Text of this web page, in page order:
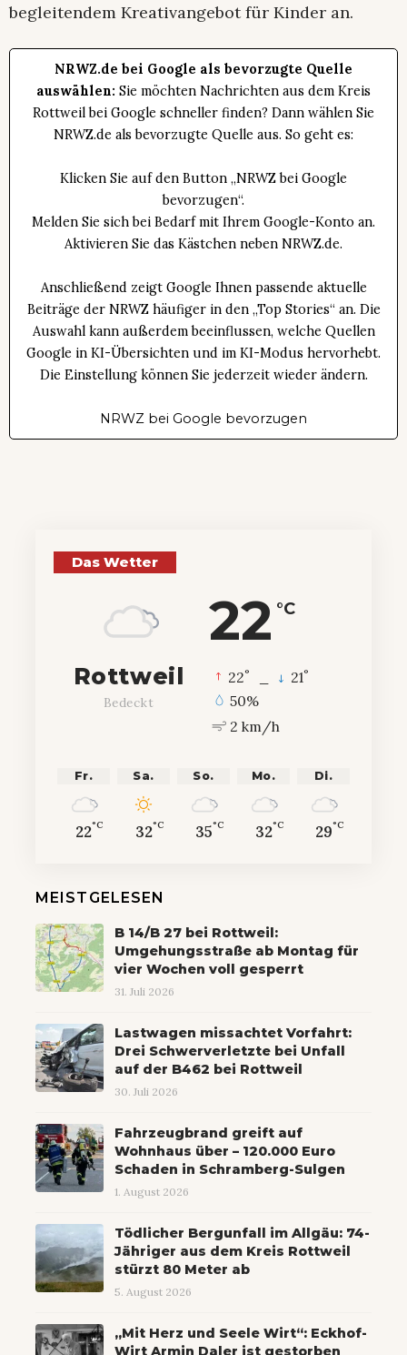
begleitendem Kreativangebot für Kinder an.
NRWZ.de bei Google als bevorzugte Quelle
auswählen: Sie möchten Nachrichten aus dem Kreis
Rottweil bei Google schneller finden? Dann wählen Sie
NRWZ.de als bevorzugte Quelle aus. So geht es:
Klicken Sie auf den Button „NRWZ bei Google
bevorzugen“.
Melden Sie sich bei Bedarf mit Ihrem Google-Konto an.
Aktivieren Sie das Kästchen neben NRWZ.de.
Anschließend zeigt Google Ihnen passende aktuelle
Beiträge der NRWZ häufiger in den „Top Stories“ an. Die
Auswahl kann außerdem beeinflussen, welche Quellen
Google in KI-Übersichten und im KI-Modus hervorhebt.
Die Einstellung können Sie jederzeit wieder ändern.
NRWZ bei Google bevorzugen
Das Wetter
22 °C
Rottweil
Bedeckt
22° 21°
50%
2 km/h
Fr.
22°C
Sa.
32°C
So.
35°C
Mo.
32°C
Di.
29°C
MEISTGELESEN
B 14/B 27 bei Rottweil:
Umgehungsstraße ab Montag für
vier Wochen voll gesperrt
31. Juli 2026
Lastwagen missachtet Vorfahrt:
Drei Schwerverletzte bei Unfall
auf der B462 bei Rottweil
30. Juli 2026
Fahrzeugbrand greift auf
Wohnhaus über – 120.000 Euro
Schaden in Schramberg-Sulgen
1. August 2026
Tödlicher Bergunfall im Allgäu: 74-
Jähriger aus dem Kreis Rottweil
stürzt 80 Meter ab
5. August 2026
„Mit Herz und Seele Wirt“: Eckhof-
Wirt Armin Daler ist gestorben